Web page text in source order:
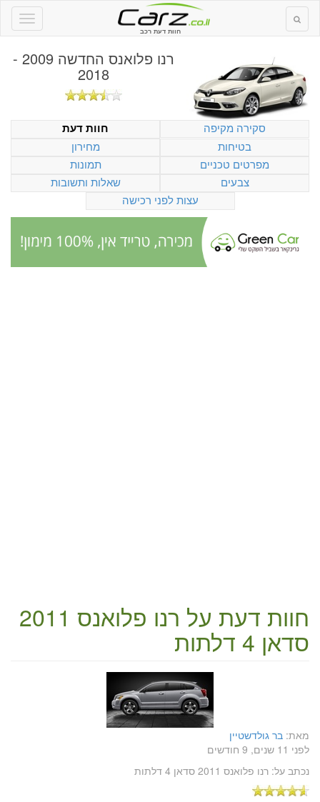
חוות דעת רכב
רנו פלואנס החדשה 2009 -
2018
סקירה מקיפה
חוות דעת
בטיחות
מחירון
מפרטים טכניים
תמונות
צבעים
שאלות ותשובות
עצות לפני רכישה
חוות דעת על רנו פלואנס 2011
סדאן 4 דלתות
מאת: בר גולדשטיין
לפני 11 שנים, 9 חודשים
נכתב על: רנו פלואנס 2011 סדאן 4 דלתות